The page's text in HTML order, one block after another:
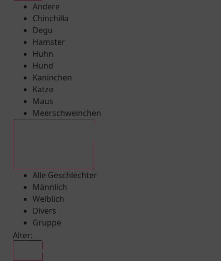
Andere
Chinchilla
Degu
Hamster
Huhn
Hund
Kaninchen
Katze
Maus
Meerschweinchen
Alle Geschlechter
Männlich
Weiblich
Divers
Gruppe
Alter: